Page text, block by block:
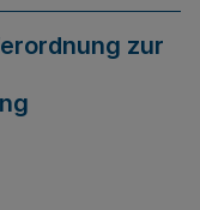
zur